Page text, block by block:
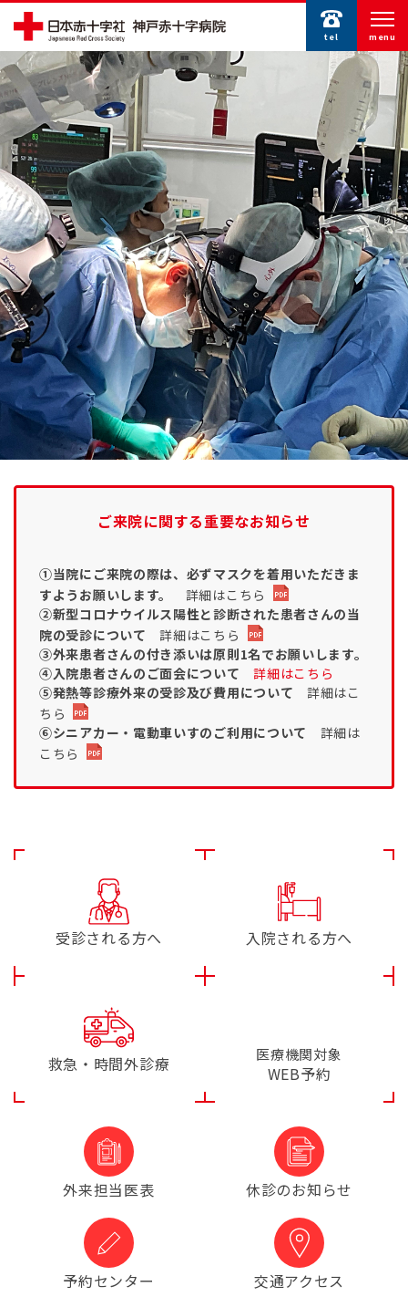
tel menu
ご来院に関する重要なお知らせ
①当院にご来院の際は、必ずマスクを着用いただきま
すようお願いします。 詳細はこちら
②新型コロナウイルス陽性と診断された患者さんの当
院の受診について
詳細はこちら
③外来患者さんの付き添いは原則1名でお願いします。
④入院患者さんのご面会について
詳細はこちら
⑤発熱等診療外来の受診及び費用について
詳細はこ
ちら
⑥シニアカー・電動車いすのご利用について
詳細は
こちら
受診される方へ 入院される方へ
救急・時間外診療 医療機関対象
WEB予約
外来担当医表 休診のお知らせ
予約センター 交通アクセス